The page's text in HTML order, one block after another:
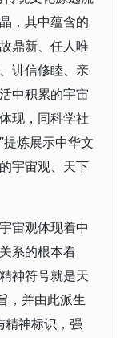
，其中蕴含的
鼎新、任人唯
讲信修睦、亲
中积累的宇宙
现，同科学社
炼展示中华文
宇宙观、天下
宙观体现着中
系的根本看
神符号就是天
，并由此派生
精神标识，强